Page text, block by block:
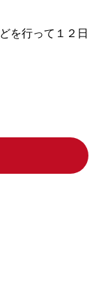
を行って１２日